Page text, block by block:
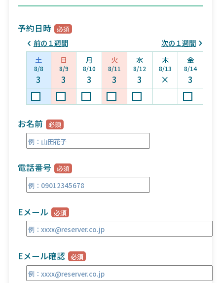
予約日時
前の１週間
次の１週間
土
8/8
3
日
8/9
3
月
8/10
3
火
8/11
3
水
8/12
3
木
8/13
×
金
8/14
3
お名前
電話番号
Eメール
Eメール確認